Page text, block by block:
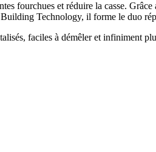
fourchues et réduire la casse.
Technology, il forme le duo
faciles à démêler et infiniment